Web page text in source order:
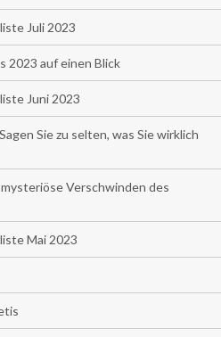
Juli 2023
2023 auf einen Blick
Juni 2023
Sie zu selten, was Sie wirklich
Verschwinden des
Mai 2023